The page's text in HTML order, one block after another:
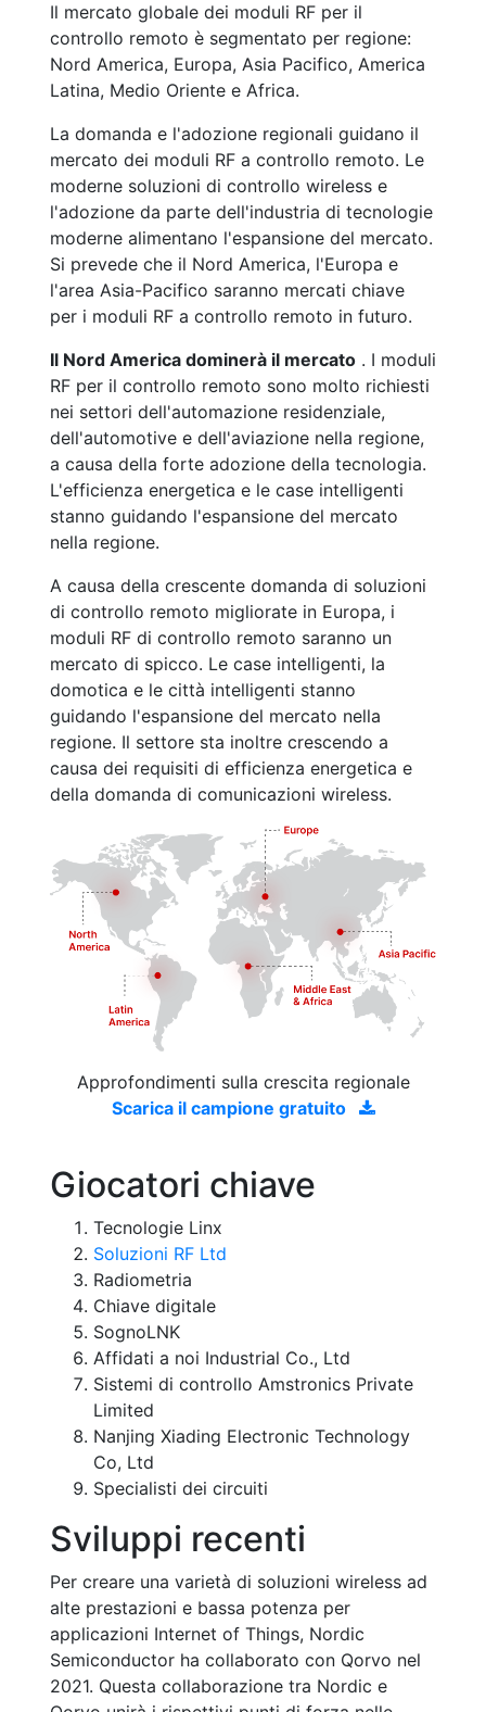
Il mercato globale dei moduli RF per il
controllo remoto è segmentato per regione:
Nord America, Europa, Asia Pacifico, America
Latina, Medio Oriente e Africa.
La domanda e l'adozione regionali guidano il
mercato dei moduli RF a controllo remoto. Le
moderne soluzioni di controllo wireless e
l'adozione da parte dell'industria di tecnologie
moderne alimentano l'espansione del mercato.
Si prevede che il Nord America, l'Europa e
l'area Asia-Pacifico saranno mercati chiave
per i moduli RF a controllo remoto in futuro.
Il Nord America dominerà il mercato . I moduli
RF per il controllo remoto sono molto richiesti
nei settori dell'automazione residenziale,
dell'automotive e dell'aviazione nella regione,
a causa della forte adozione della tecnologia.
L'efficienza energetica e le case intelligenti
stanno guidando l'espansione del mercato
nella regione.
A causa della crescente domanda di soluzioni
di controllo remoto migliorate in Europa, i
moduli RF di controllo remoto saranno un
mercato di spicco. Le case intelligenti, la
domotica e le città intelligenti stanno
guidando l'espansione del mercato nella
regione. Il settore sta inoltre crescendo a
causa dei requisiti di efficienza energetica e
della domanda di comunicazioni wireless.
Approfondimenti sulla crescita regionale
Scarica il campione gratuito
Giocatori chiave
Tecnologie Linx
Soluzioni RF Ltd
Radiometria
Chiave digitale
SognoLNK
Affidati a noi Industrial Co., Ltd
Sistemi di controllo Amstronics Private
Limited
Nanjing Xiading Electronic Technology
Co, Ltd
Specialisti dei circuiti
Sviluppi recenti
Per creare una varietà di soluzioni wireless ad
alte prestazioni e bassa potenza per
applicazioni Internet of Things, Nordic
Semiconductor ha collaborato con Qorvo nel
2021. Questa collaborazione tra Nordic e